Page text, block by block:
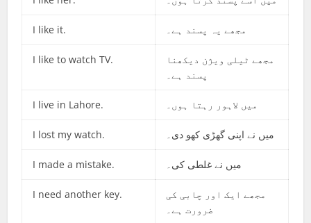
I like it. مجھے یہ پسند ہے۔
I like to watch TV.
مجھے ٹیلی ویژن دیکھنا
پسند ہے۔
I live in Lahore. میں لاہور رہتا ہوں۔
I lost my watch. میں نے اپنی گھڑی کھو دی۔
I made a mistake. میں نے غلطی کی۔
I need another key.
مجھے ایک اور چابی کی
ضرورت ہے۔